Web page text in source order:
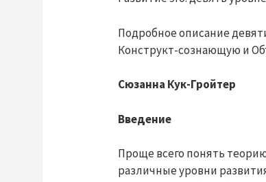
Подробное описание
Конструкт-сознающую и
Сюзанна Кук-Гройтер
Введение
Проще всего понять
различные уровни